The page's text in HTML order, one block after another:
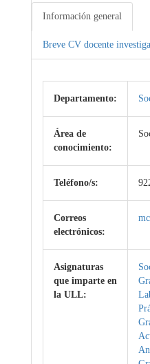
Información general
Breve CV docente
Departamento:
Área de
conocimiento:
Teléfono/s:
Correos
electrónicos:
Asignaturas
que imparte en
la ULL: